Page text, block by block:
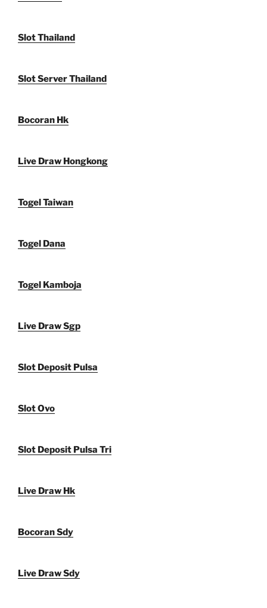
Slot Thailand
Slot Server Thailand
Bocoran Hk
Live Draw Hongkong
Togel Taiwan
Togel Dana
Togel Kamboja
Live Draw Sgp
Slot Deposit Pulsa
Slot Ovo
Slot Deposit Pulsa Tri
Live Draw Hk
Bocoran Sdy
Live Draw Sdy